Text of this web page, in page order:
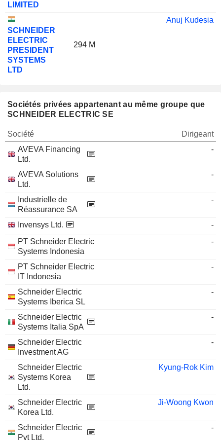
LIMITED
SCHNEIDER
ELECTRIC
PRESIDENT
SYSTEMS
LTD
294 M
Anuj Kudesia
Sociétés privées appartenant au même groupe que
SCHNEIDER ELECTRIC SE
Société
Dirigeant
AVEVA Financing
Ltd.
-
AVEVA Solutions
Ltd.
-
Industrielle de
Réassurance SA
-
Invensys Ltd.
-
PT Schneider Electric
Systems Indonesia
-
PT Schneider Electric
IT Indonesia
-
Schneider Electric
Systems Iberica SL
-
Schneider Electric
Systems Italia SpA
-
Schneider Electric
Investment AG
-
Schneider Electric
Systems Korea
Ltd.
Kyung-Rok Kim
Schneider Electric
Korea Ltd.
Ji-Woong Kwon
Schneider Electric
Pvt Ltd.
-